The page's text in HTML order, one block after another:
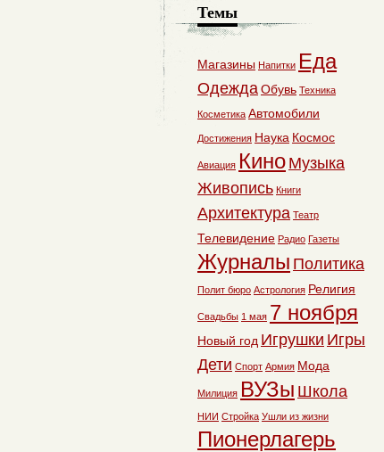
Темы
Магазины Напитки Еда
ОдеждаОбувь Техника
Косметика Автомобили
Достижения Наука Космос
Авиация Кино Музыка
Живопись Книги
Архитектура Театр
Телевидение Радио Газеты
Журналы Политика
Полит бюро Астрология Религия
Свадьбы 1 мая 7 ноября
Новый год Игрушки Игры
Дети Спорт Армия Мода
Милиция ВУЗы Школа
НИИ Стройка Ушли из жизни
Пионерлагерь